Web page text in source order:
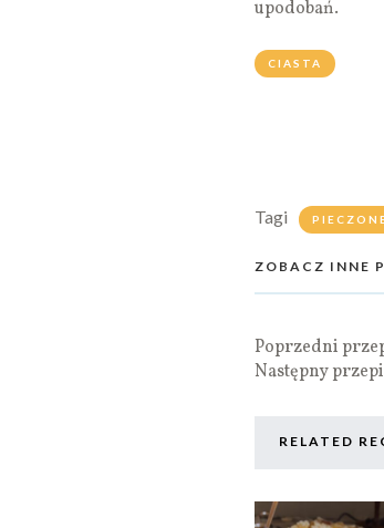
upodobań.
CIASTA
Tagi
ZOBACZ INNE
Poprzedni
Następny
RELATED